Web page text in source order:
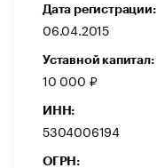
Дата регистрации:
06.04.2015
Уставной капитал:
10 000 ₽
ИНН:
5304006194
ОГРН: